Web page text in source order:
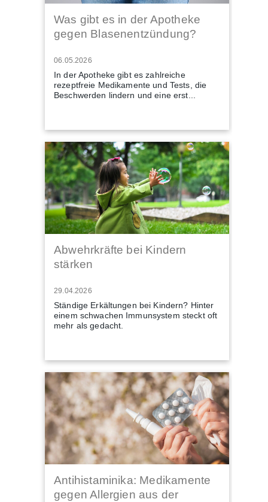
Was gibt es in der Apotheke
gegen Blasenentzündung?
06.05.2026
In der Apotheke gibt es zahlreiche
rezeptfreie Medikamente und Tests, die
Beschwerden lindern und eine erst...
Abwehrkräfte bei Kindern
stärken
29.04.2026
Ständige Erkältungen bei Kindern? Hinter
einem schwachen Immunsystem steckt oft
mehr als gedacht.
Antihistaminika: Medikamente
gegen Allergien aus der